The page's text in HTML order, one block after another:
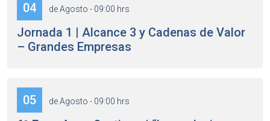
04 de Agosto - 09:00 hrs
Jornada 1 | Alcance 3 y Cadenas de Valor
– Grandes Empresas
05 de Agosto - 09:00 hrs